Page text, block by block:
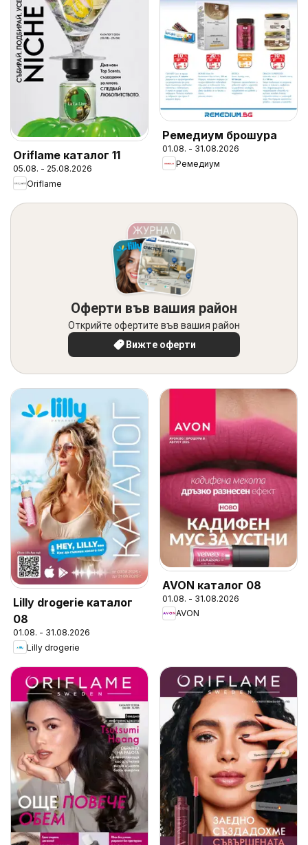
Oriflame каталог 11
05.08. - 25.08.2026
Oriflame
Ремедиум брошура
01.08. - 31.08.2026
Ремедиум
Оферти във вашия район
Открийте офертите във вашия район
Вижте оферти
Lilly drogerie каталог
08
01.08. - 31.08.2026
Lilly drogerie
AVON каталог 08
01.08. - 31.08.2026
AVON